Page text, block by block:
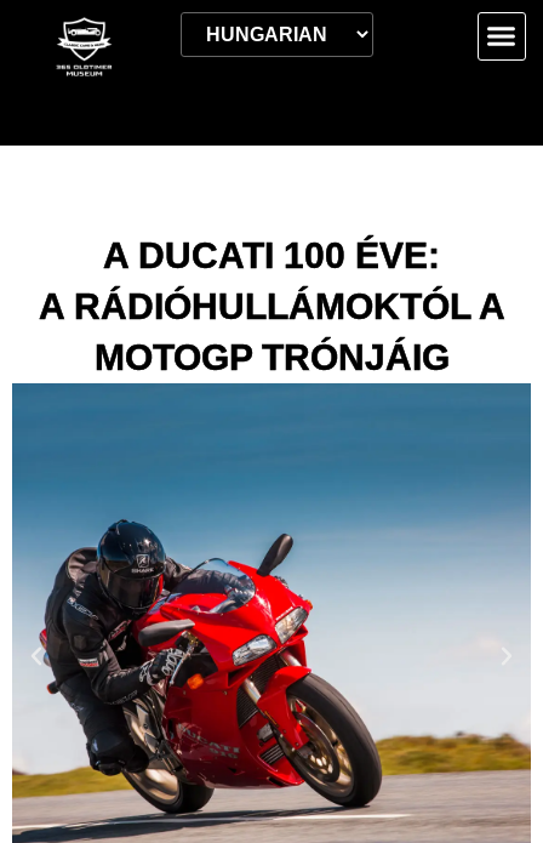
A DUCATI 100 ÉVE:
A RÁDIÓHULLÁMOKTÓL A
MOTOGP TRÓNJÁIG